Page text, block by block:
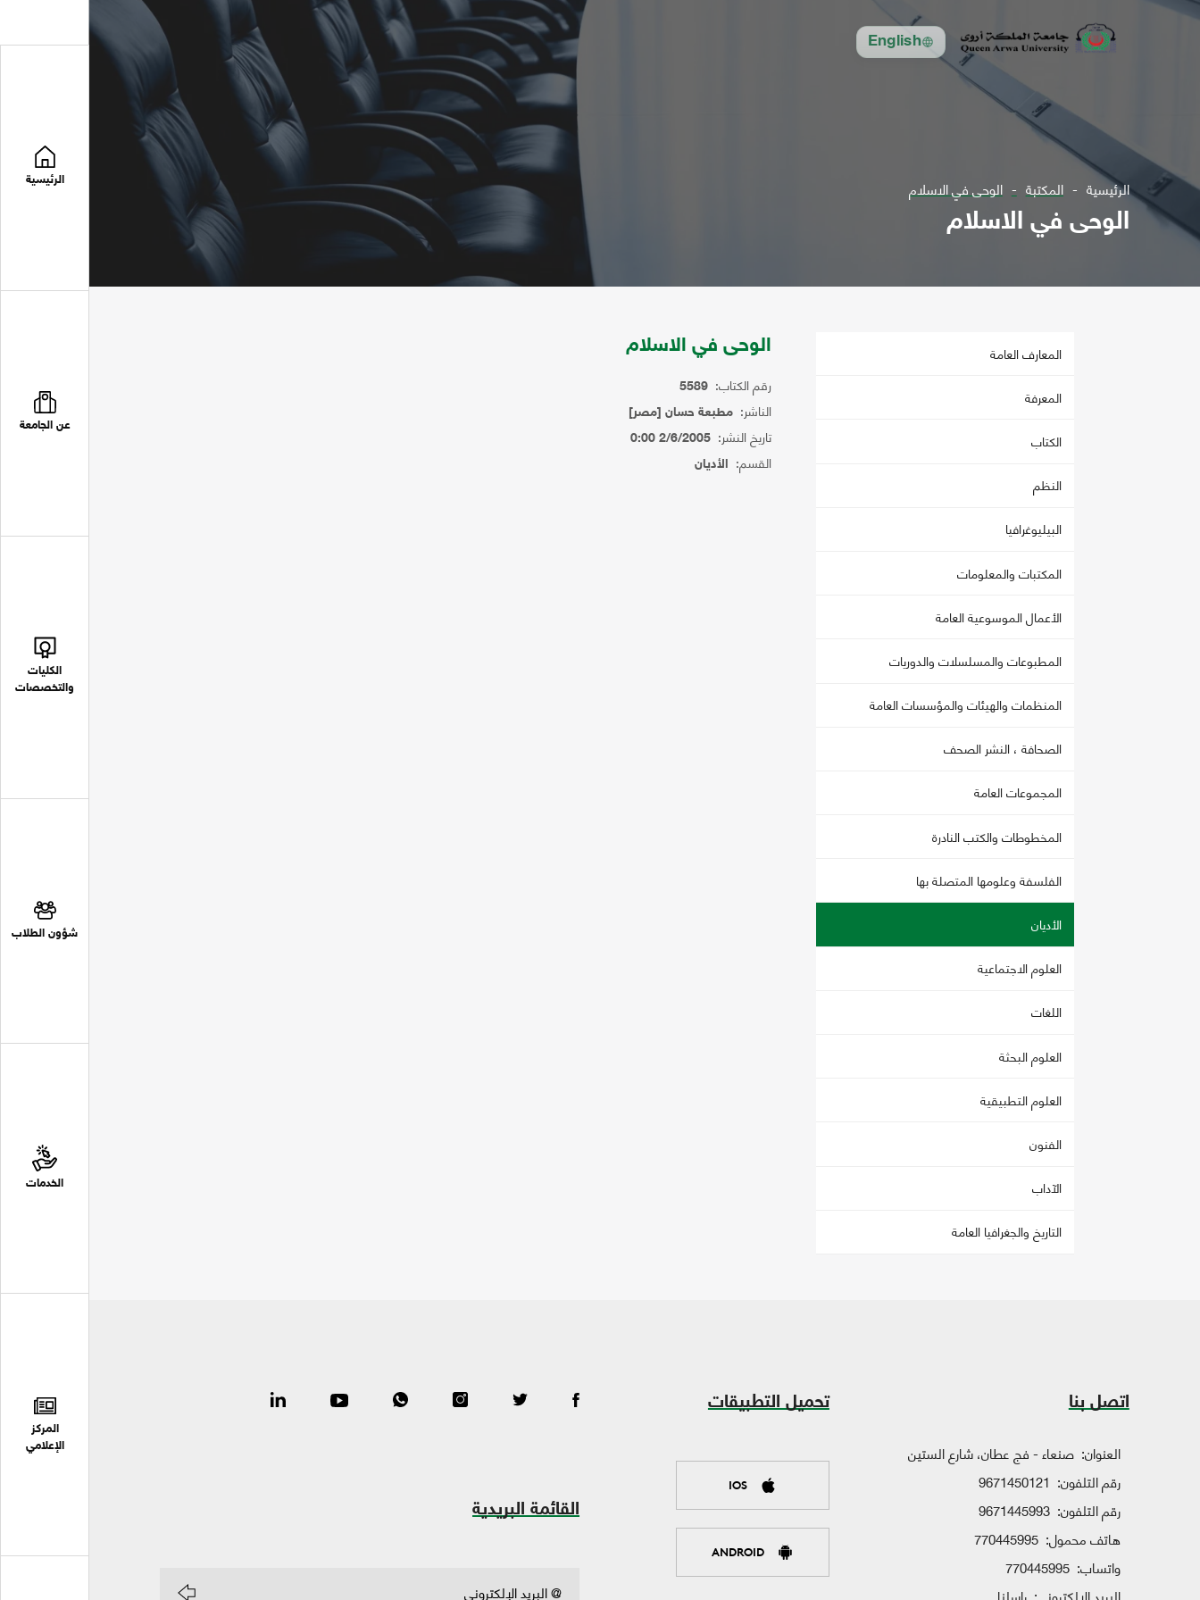
English
الرئيسية
عن الجامعة
الكليات
والتخصصات
شؤون الطلاب
الخدمات
المركز
الإعلامي
الرئيسية المكتبة الوحى في الاسلام
الوحى في الاسلام
المعارف العامة
المعرفة
الكتاب
النظم
البيليوغرافيا
المكتبات والمعلومات
الأعمال الموسوعية العامة
المطبوعات والمسلسلات والدوريات
المنظمات والهيئات والمؤسسات العامة
الصحافة ، النشر الصحف
المجموعات العامة
المخطوطات والكتب النادرة
الفلسفة وعلومها المتصلة بها
الأديان
العلوم الاجتماعية
اللغات
العلوم البحثة
العلوم التطبيقية
الفنون
الآداب
التاريخ والجغرافيا العامة
الوحى في الاسلام
رقم الكتاب: 5589
الناشر: مطبعة حسان [مصر]
تاريخ النشر: 2/6/2005 0:00
القسم: الأديان
اتصل بنا
العنوان: صنعاء - فج عطان، شارع الستين
رقم التلفون: 9671450121
رقم التلفون: 9671445993
هاتف محمول: 770445995
واتساب: 770445995
تحميل التطبيقات
IOS
ANDROID
القائمة البريدية